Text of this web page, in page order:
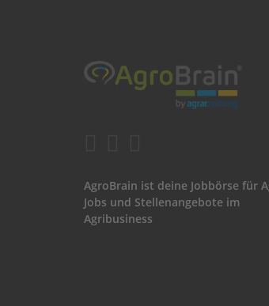
AgroBrain ist deine Jobbörse für
Jobs und Stellenangebote im
Agribusiness